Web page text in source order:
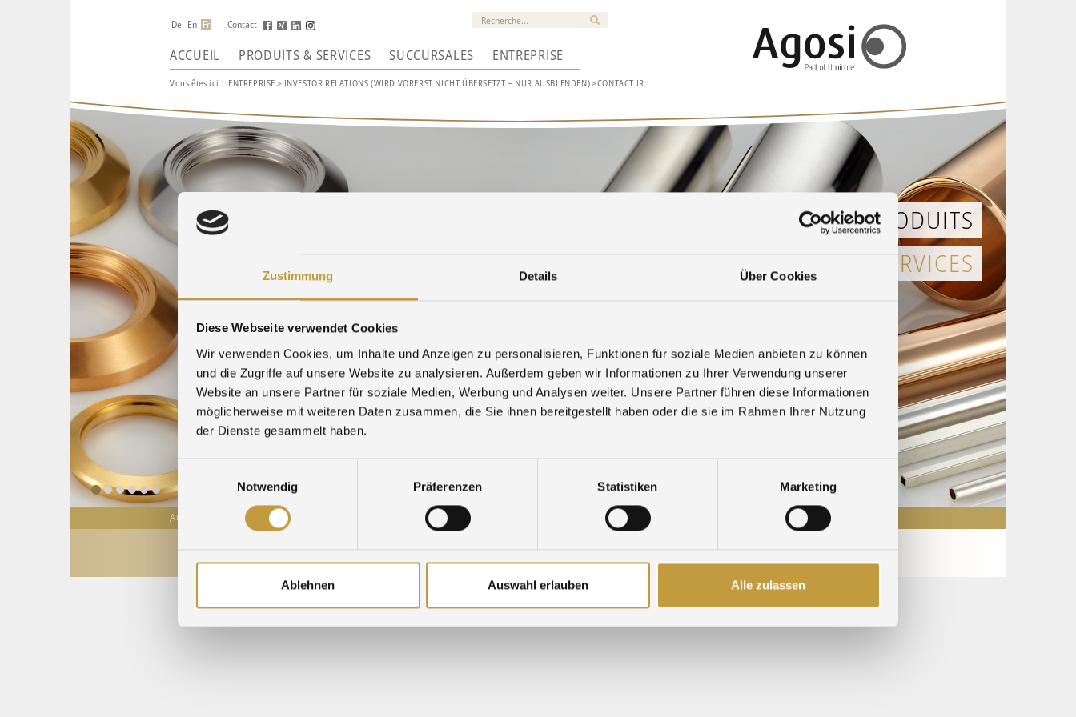
Zustimmung Details Über Cookies
Diese Webseite verwendet Cookies
Wir verwenden Cookies, um Inhalte und Anzeigen zu personalisieren, Funktionen für soziale Medien anbieten zu können
und die Zugriffe auf unsere Website zu analysieren. Außerdem geben wir Informationen zu Ihrer Verwendung unserer
Website an unsere Partner für soziale Medien, Werbung und Analysen weiter. Unsere Partner führen diese Informationen
möglicherweise mit weiteren Daten zusammen, die Sie ihnen bereitgestellt haben oder die sie im Rahmen Ihrer Nutzung
der Dienste gesammelt haben.
Einwilligungsauswahl
Notwendig
Präferenzen Statistiken Marketing
Ablehnen Auswahl erlauben Alle zulassen
De En Fr Contact
ACCUEIL PRODUITS & SERVICES SUCCURSALES ENTREPRISE
Vous êtes ici : ENTREPRISE > INVESTOR RELATIONS (WIRD VORERST NICHT ÜBERSETZT – NUR AUSBLENDEN)>CONTACT IR
AGOSIPRODUITS
& SERVICES
ACTUALITÉS COURS DES MÉTAUX TÉLÉCHARGER FORMULAIRE D’ALERTE